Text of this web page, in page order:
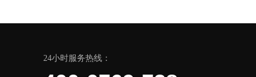
24小时服务热线：